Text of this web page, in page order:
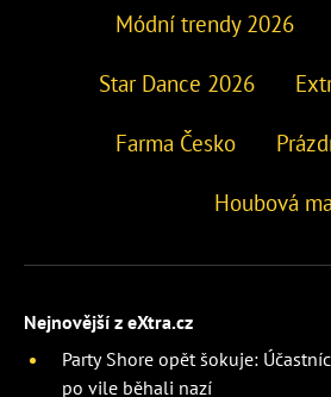
Módní trendy 2026
Star Dance 2026
Farma Česko
Houbová
Nejnovější z eXtra.cz
Party Shore opět šokuje:
po vile běhali nazí